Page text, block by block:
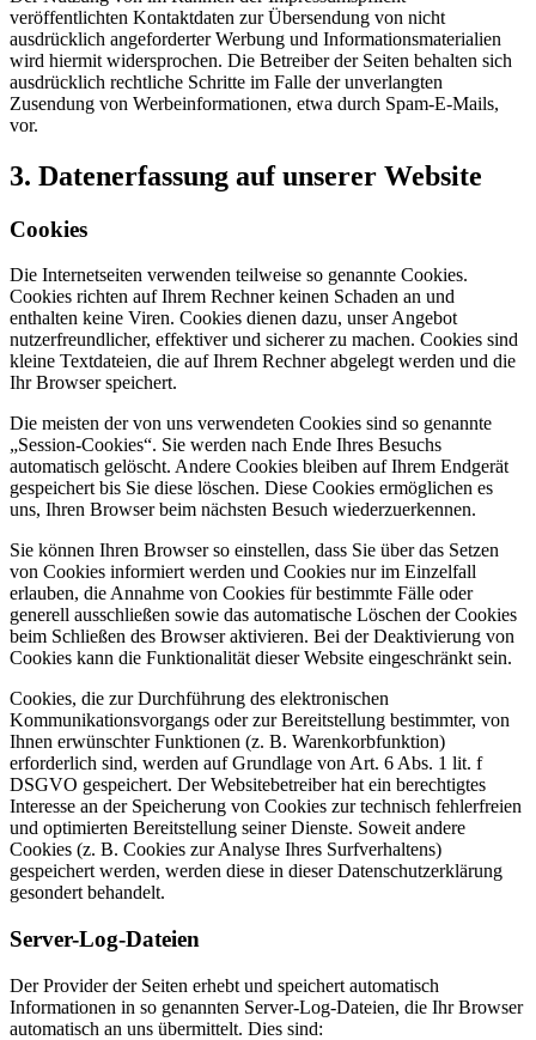
veröffentlichten Kontaktdaten zur Übersendung von nicht
ausdrücklich angeforderter Werbung und Informationsmaterialien
wird hiermit widersprochen. Die Betreiber der Seiten behalten sich
ausdrücklich rechtliche Schritte im Falle der unverlangten
Zusendung von Werbeinformationen, etwa durch Spam-E-Mails,
vor.
3. Datenerfassung auf unserer Website
Cookies
Die Internetseiten verwenden teilweise so genannte Cookies.
Cookies richten auf Ihrem Rechner keinen Schaden an und
enthalten keine Viren. Cookies dienen dazu, unser Angebot
nutzerfreundlicher, effektiver und sicherer zu machen. Cookies sind
kleine Textdateien, die auf Ihrem Rechner abgelegt werden und die
Ihr Browser speichert.
Die meisten der von uns verwendeten Cookies sind so genannte
„Session-Cookies“. Sie werden nach Ende Ihres Besuchs
automatisch gelöscht. Andere Cookies bleiben auf Ihrem Endgerät
gespeichert bis Sie diese löschen. Diese Cookies ermöglichen es
uns, Ihren Browser beim nächsten Besuch wiederzuerkennen.
Sie können Ihren Browser so einstellen, dass Sie über das Setzen
von Cookies informiert werden und Cookies nur im Einzelfall
erlauben, die Annahme von Cookies für bestimmte Fälle oder
generell ausschließen sowie das automatische Löschen der Cookies
beim Schließen des Browser aktivieren. Bei der Deaktivierung von
Cookies kann die Funktionalität dieser Website eingeschränkt sein.
Cookies, die zur Durchführung des elektronischen
Kommunikationsvorgangs oder zur Bereitstellung bestimmter, von
Ihnen erwünschter Funktionen (z. B. Warenkorbfunktion)
erforderlich sind, werden auf Grundlage von Art. 6 Abs. 1 lit. f
DSGVO gespeichert. Der Websitebetreiber hat ein berechtigtes
Interesse an der Speicherung von Cookies zur technisch fehlerfreien
und optimierten Bereitstellung seiner Dienste. Soweit andere
Cookies (z. B. Cookies zur Analyse Ihres Surfverhaltens)
gespeichert werden, werden diese in dieser Datenschutzerklärung
gesondert behandelt.
Server-Log-Dateien
Der Provider der Seiten erhebt und speichert automatisch
Informationen in so genannten Server-Log-Dateien, die Ihr Browser
automatisch an uns übermittelt. Dies sind: